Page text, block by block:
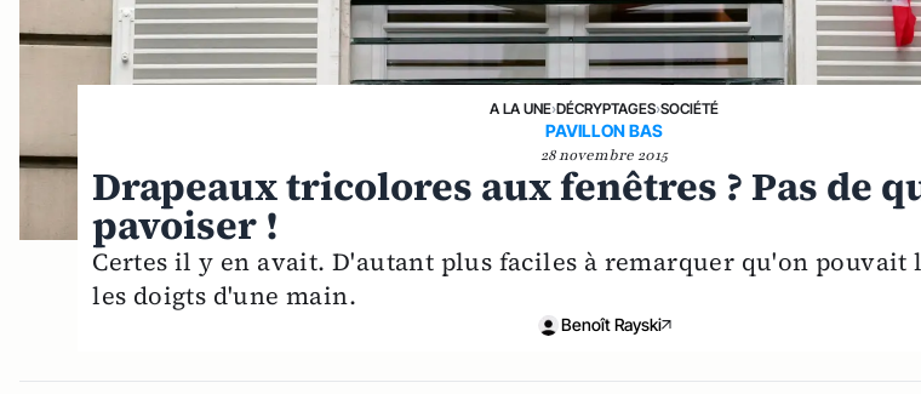
A LA UNE›DÉCRYPTAGES›SOCIÉTÉ
PAVILLON BAS
28 novembre 2015
Drapeaux tricolores aux fenêtres ? Pas de
pavoiser !
Certes il y en avait. D'autant plus faciles à remarquer qu'on pouvait
les doigts d'une main.
Benoît Rayski